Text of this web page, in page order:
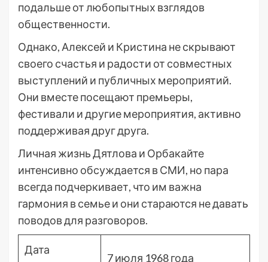
подальше от любопытных взглядов
общественности.
Однако, Алексей и Кристина не скрывают
своего счастья и радости от совместных
выступлений и публичных мероприятий.
Они вместе посещают премьеры,
фестивали и другие мероприятия, активно
поддерживая друг друга.
Личная жизнь Дятлова и Орбакайте
интенсивно обсуждается в СМИ, но пара
всегда подчеркивает, что им важна
гармония в семье и они стараются не давать
поводов для разговоров.
Дата
7 июля 1968 года